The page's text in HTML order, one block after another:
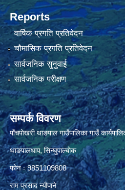
Reports
वार्षिक प्रगति प्रतिवेदन
चौमासिक प्रगति प्रतिवेदन
सार्वजनिक सुनुवाई
सार्वजनिक परीक्षण
सम्पर्क विवरण
पाँचपाेखरी थाङपाल गाउँपालिका गाउँ
थाङपालधाप, सिन्घुपाल्चाेक
फाेन ः 9851109808
राम प्रसाद न्याैपाने